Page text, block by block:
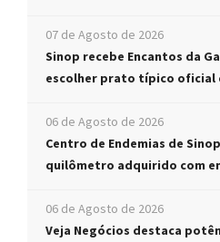
07 de Agosto de 2026
Sinop recebe Encantos da
escolher prato típico oficial
06 de Agosto de 2026
Centro de Endemias de
quilômetro adquirido com
06 de Agosto de 2026
Veja Negócios destaca